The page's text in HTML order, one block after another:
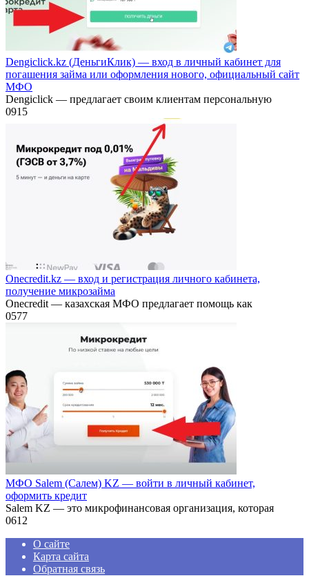
Dengiclick.kz (ДеньгиКлик) — вход в личный кабинет для
погашения займа или оформления нового, официальный сайт
МФО
Dengiclick — предлагает своим клиентам персональную
0915
Onecredit.kz — вход и регистрация личного кабинета,
получение микрозайма
Onecredit — казахская МФО предлагает помощь как
0577
МФО Salem (Салем) KZ — войти в личный кабинет,
оформить кредит
Salem KZ — это микрофинансовая организация, которая
0612
О сайте
Карта сайта
Обратная связь